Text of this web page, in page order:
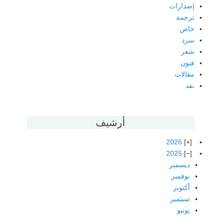
إصدارات
ترجمة
خاص
سرد
شعر
فنون
مقالات
نقد
أرشيف
2026
2025
ديسمبر
نوفمبر
أكتوبر
سبتمبر
يونيو